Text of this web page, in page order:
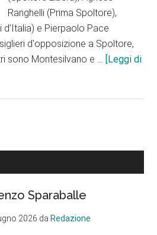
Ranghelli (Prima Spoltore),
d’Italia) e Pierpaolo Pace
d'opposizione a Spoltore,
sono Montesilvano e … [Leggi di
Sparaballe
2026 daRedazione